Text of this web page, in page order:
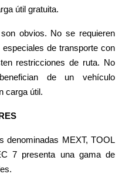
útil gratuita.
obvios. No se requieren
de transporte con
restricciones de ruta. No
de un vehículo
carga útil.
denominadas MEXT, TOOL
7 presenta una gama de